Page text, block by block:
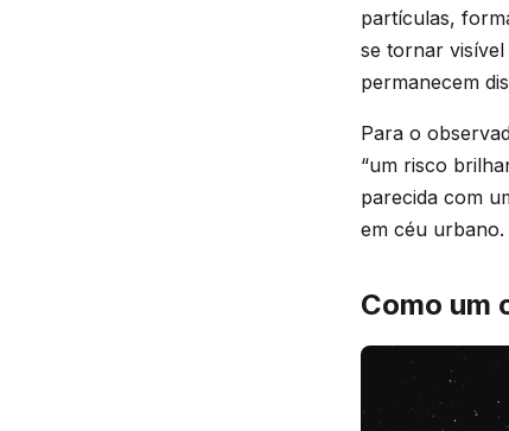
partículas,
se tornar visível
permanecem
Para o
“um risco
parecida com
em céu urbano.
Como um